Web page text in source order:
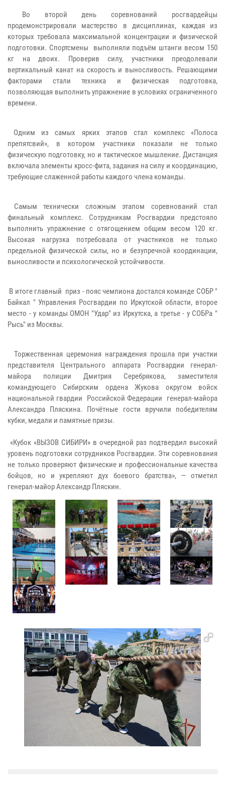
Во второй день соревнований росгвардейцы
продемонстрировали мастерство в дисциплинах, каждая из
которых требовала максимальной концентрации и физической
подготовки. Спортсмены выполняли подъём штанги весом 150
кг на двоих. Проверив силу, участники преодолевали
вертикальный канат на скорость и выносливость. Решающими
факторами стали техника и физическая подготовка,
позволяющая выполнить упражнение в условиях ограниченного
времени.
Одним из самых ярких этапов стал комплекс «Полоса
препятсвий», в котором участники показали не только
физическую подготовку, но и тактическое мышление. Дистанция
включала элементы кросс-фита, задания на силу и координацию,
требующие слаженной работы каждого члена команды.
Самым технически сложным этапом соревнований стал
финальный комплекс. Сотрудникам Росгвардии предстояло
выполнить упражнение с отягощением общим весом 120 кг.
Высокая нагрузка потребовала от участников не только
предельной физической силы, но и безупречной координации,
выносливости и психологической устойчивости.
В итоге главный приз - пояс чемпиона достался команде СОБР "
Байкал " Управления Росгвардии по Иркутской области, второе
место - у команды ОМОН "Удар" из Иркутска, а третье - у СОБРа "
Рысь" из Москвы.
Торжественная церемония награждения прошла при участии
представителя Центрального аппарата Росгвардии генерал-
майора полиции Дмитрия Серебрякова, заместителя
командующего Сибирским ордена Жукова округом войск
национальной гвардии Российской Федерации генерал-майора
Александра Пляскина. Почётные гости вручили победителям
кубки, медали и памятные призы.
«Кубок «ВЫЗОВ СИБИРИ» в очередной раз подтвердил высокий
уровень подготовки сотрудников Росгвардии. Эти соревнования
не только проверяют физические и профессиональные качества
бойцов, но и укрепляют дух боевого братства», — отметил
генерал-майор Александр Пляскин.